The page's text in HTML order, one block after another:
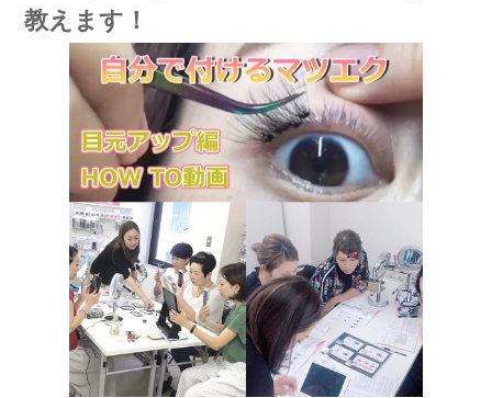
教えます！